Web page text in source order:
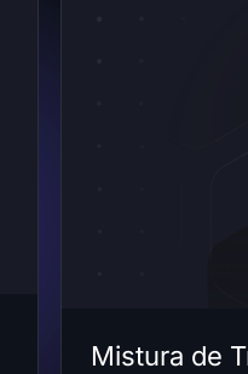
Mistura de